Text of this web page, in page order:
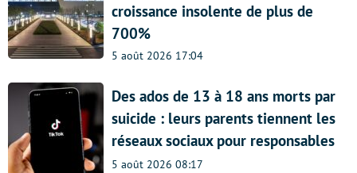
croissance insolente de plus de
700%
5 août 2026 17:04
Des ados de 13 à 18 ans morts par
suicide : leurs parents tiennent les
réseaux sociaux pour responsables
5 août 2026 08:17